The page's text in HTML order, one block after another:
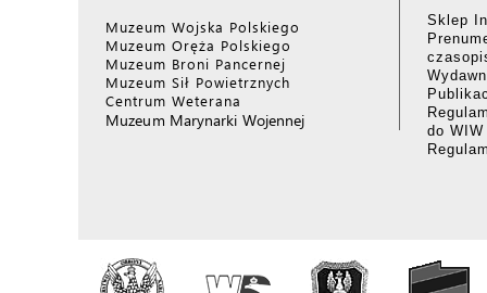
Muzeum Wojska Polskiego
Muzeum Oręża Polskiego
Muzeum Broni Pancernej
Muzeum Sił Powietrznych
Centrum Weterana
Muzeum Marynarki Wojennej
Sklep
do WIW